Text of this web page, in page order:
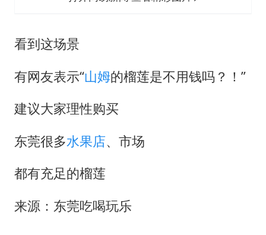
看到这场景
有网友表示“山姆的榴莲是不用钱吗？！”
建议大家理性购买
东莞很多水果店、市场
都有充足的榴莲
来源：东莞吃喝玩乐